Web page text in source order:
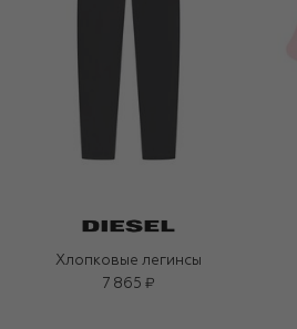
Хлопковые легинсы
7 865 ₽